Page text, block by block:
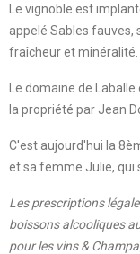
Le vignoble est
appelé Sables fauves,
fraîcheur et minéralité.
Le domaine de
la propriété par Jean
C'est aujourd'hui la
et sa femme Julie, qui
Les prescriptions
boissons alcooliques
pour les vins &